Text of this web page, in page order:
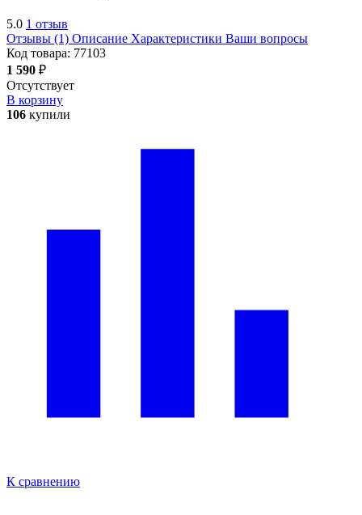
5.0 1 отзыв
Отзывы (1) Описание Характеристики Ваши вопросы
Код товара: 77103
1 590 ₽
Отсутствует
В корзину
106 купили
К сравнению